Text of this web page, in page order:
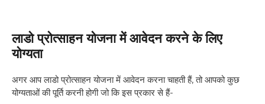
लाडो प्रोत्साहन योजना में आवेदन करने के लिए
योग्यता
अगर आप लाडो प्रोत्साहन योजना में आवेदन करना चाहती हैं, तो आपको कुछ
योग्यताओं की पूर्ति करनी होगी जो कि इस प्रकार से हैं-